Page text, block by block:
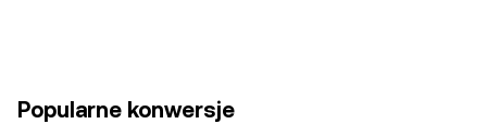
Popularne konwersje